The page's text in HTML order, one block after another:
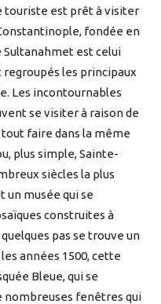
touriste est prêt à visiter
fondée en
Sultanahmet est celui
regroupés les principaux
Les incontournables
se visiter à raison de
tout faire dans la même
plus simple, Sainte-
siècles la plus
un musée qui se
construites à
pas se trouve un
années 1500, cette
Bleue, qui se
nombreuses fenêtres qui